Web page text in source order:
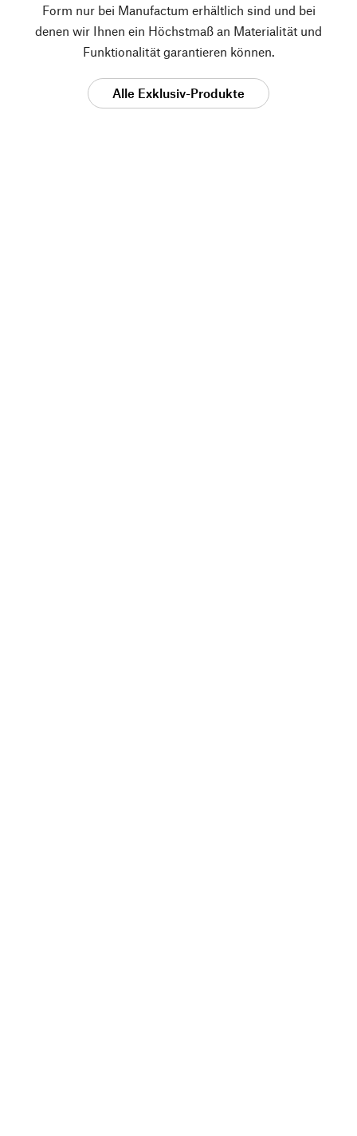
Form nur bei Manufactum erhältlich sind und bei
denen wir Ihnen ein Höchstmaß an Materialität und
Funktionalität garantieren können.
Alle Exklusiv-Produkte